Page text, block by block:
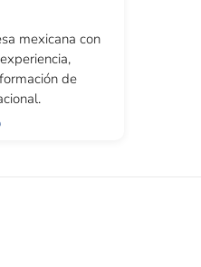
mexicana con
de